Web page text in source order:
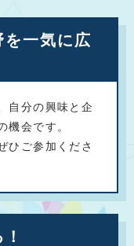
一気に広
自分の興味と企
機会です。
ひご参加くださ